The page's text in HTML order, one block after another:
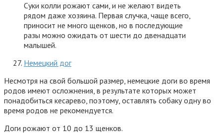
Суки колли рожают сами, и не желают видеть
рядом даже хозяина. Первая случка, чаще всего,
приносит не много щенков, но в последующие
разы можно ожидать от шести до двенадцати
малышей.
Немецкий дог
Несмотря на свой большой размер, немецкие доги во время
родов имеют осложнения, в результате которых может
понадобиться кесарево, поэтому, оставлять собаку одну во
время родов не рекомендуется.
Доги рожают от 10 до 13 щенков.